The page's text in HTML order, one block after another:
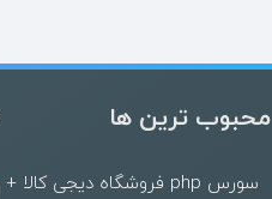
محبوب ترین ها
سورس php فروشگاه دیجی کالا +